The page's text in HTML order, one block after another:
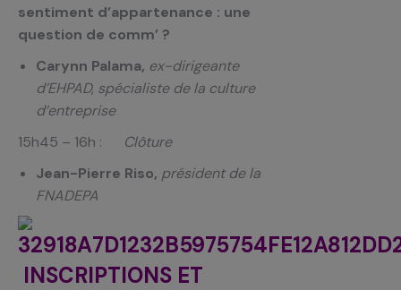
sentiment d’appartenance : une
question de comm’ ?
Carynn Palama, ex-dirigeante
d’EHPAD, spécialiste de la culture
d’entreprise
15h45 – 16h : Clôture
Jean-Pierre Riso, président de la
FNADEPA
INSCRIPTIONS ET